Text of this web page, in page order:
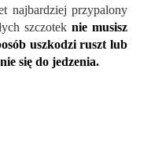
najbardziej przypalony
szczoteknie musisz
uszkodzi ruszt lub
się do jedzenia.